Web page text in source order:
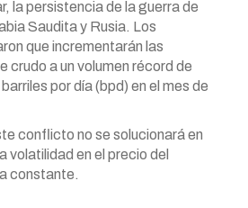
la persistencia de la guerra de
Saudita y Rusia. Los
que incrementarán las
crudo a un volumen récord de
por día (bpd) en el mes de
conflicto no se solucionará en
volatilidad en el precio del
constante.